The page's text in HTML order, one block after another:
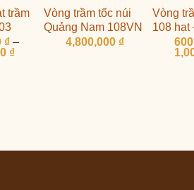
trầm
₫ –
₫Khoảng
Vòng trầm tốc núi
Quảng Nam 108VN
4,800,000 ₫
Vòng
108 hạt